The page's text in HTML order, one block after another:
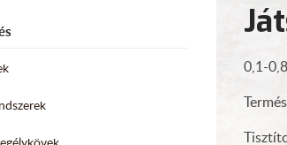
0,1-